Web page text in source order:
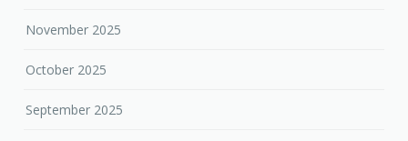
November 2025
October 2025
September 2025